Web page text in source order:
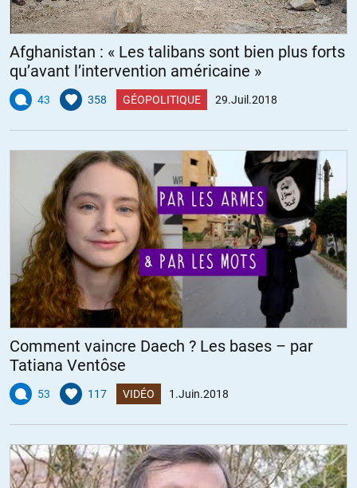
Afghanistan : « Les talibans sont bien plus forts
qu’avant l’intervention américaine »
43 358 GÉOPOLITIQUE 29.Juil.2018
Comment vaincre Daech ? Les bases – par
Tatiana Ventôse
53 117 VIDÉO 1.Juin.2018